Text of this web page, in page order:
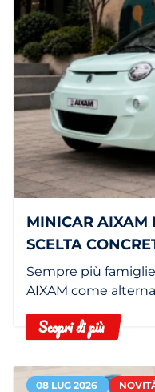
MINICAR AIXAM
SCELTA
Sempre più
AIXAM come
autonomia.
Scopri di più
08 LUG 2026